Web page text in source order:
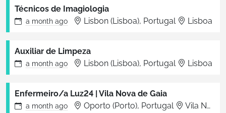
Técnicos de Imagiologia
a month ago Lisbon (Lisboa), Portugal Lisboa
Auxiliar de Limpeza
a month ago Lisbon (Lisboa), Portugal Lisboa
Enfermeiro/a Luz24 | Vila Nova de Gaia
a month ago Oporto (Porto), Portugal Vila Nova de Gaia